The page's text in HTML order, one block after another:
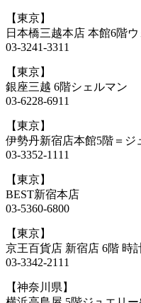
【東京】
日本橋三越本店 本館6階
03-3241-3311
【東京】
銀座三越 6階シェルマン
03-6228-6911
【東京】
伊勢丹新宿店本館5階＝ジ
03-3352-1111
【東京】
BEST新宿本店
03-5360-6800
【東京】
京王百貨店 新宿店 6階 時
03-3342-2111
【神奈川県】